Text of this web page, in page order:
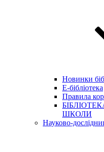
Новинки
E-бібліотека
Правила
ШКОЛИ
Науково-